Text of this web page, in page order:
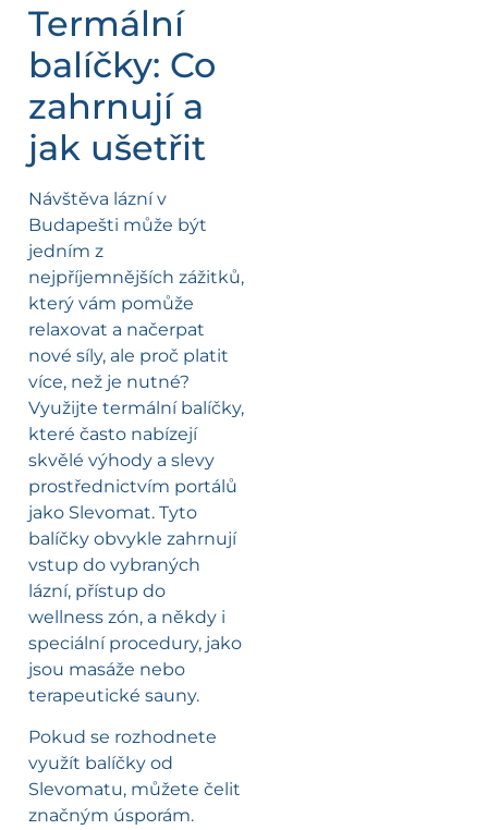
Termální
balíčky: Co
zahrnují a
jak ušetřit
Návštěva lázní v
Budapešti může být
jedním z
nejpříjemnějších zážitků,
který vám pomůže
relaxovat a načerpat
nové síly, ale proč platit
více, než je nutné?
Využijte termální balíčky,
které často nabízejí
skvělé výhody a slevy
prostřednictvím portálů
jako Slevomat. Tyto
balíčky obvykle zahrnují
vstup do vybraných
lázní, přístup do
wellness zón, a někdy i
speciální procedury, jako
jsou masáže nebo
terapeutické sauny.
Pokud se rozhodnete
využít balíčky od
Slevomatu, můžete čelit
značným úsporám.